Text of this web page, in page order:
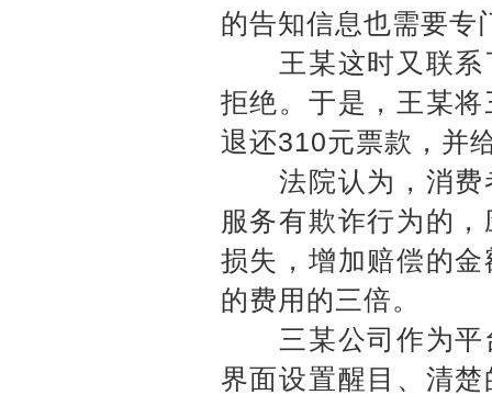
的告知信息也需要专
王某这时又联系
拒绝。于是，王某
退还310元票款，并
法院认为，消费
服务有欺诈行为的
损失，增加赔偿的
的费用的三倍。
三某公司作为平
界面设置醒目、清